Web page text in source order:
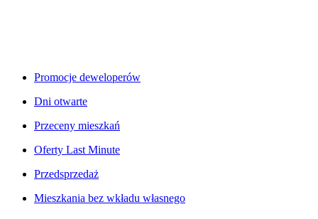
Promocje deweloperów
Dni otwarte
Przeceny mieszkań
Oferty Last Minute
Przedsprzedaż
Mieszkania bez wkładu własnego